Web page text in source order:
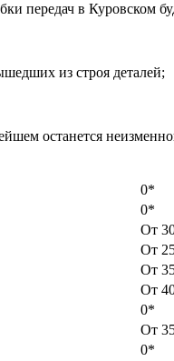
передач в Куровском
из строя деталей;
останется
0*
0*
От
От
От
От
0*
От
0*